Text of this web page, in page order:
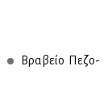
Βρα­βείο Πε­ζο­